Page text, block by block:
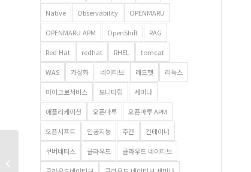
Native Observability OPENMARU
OPENMARU APM OpenShift RAG
Red Hat redhat RHEL tomcat
WAS 가상화 네이티브 레드햇 리눅스
마이크로서비스 모니터링 세미나
애플리케이션 오픈마루 오픈마루 APM
오픈시프트 인공지능 주간 컨테이너
쿠버네티스 클라우드 클라우드 네이티브
리눅스 RPM 방식으로
JDK(Java) 설치하기 –